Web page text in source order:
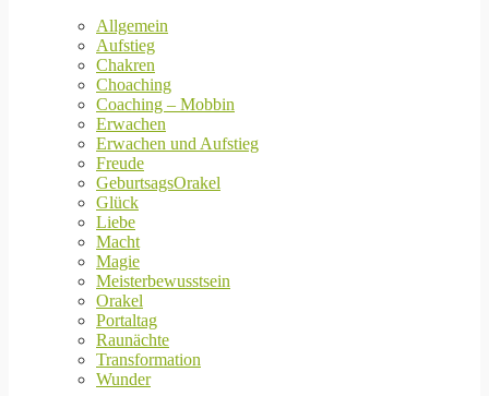
Allgemein
Aufstieg
Chakren
Choaching
Coaching – Mobbin
Erwachen
Erwachen und Aufstieg
Freude
GeburtsagsOrakel
Glück
Liebe
Macht
Magie
Meisterbewusstsein
Orakel
Portaltag
Raunächte
Transformation
Wunder